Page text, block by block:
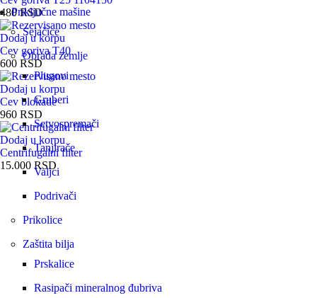
Priključne mašine
Sejačice
Obrada zemlje
Plugovi
Gruberi
Setvospremači
Tanjirače
Valjci
Podrivači
Prikolice
Zaštita bilja
Prskalice
Rasipači mineralnog đubriva
480RSD
Dodaj u korpu
Cev goriva T40
600 RSD
Dodaj u korpu
Cev blokade
960 RSD
Dodaj u korpu
Centrifugalni filter
15.000 RSD